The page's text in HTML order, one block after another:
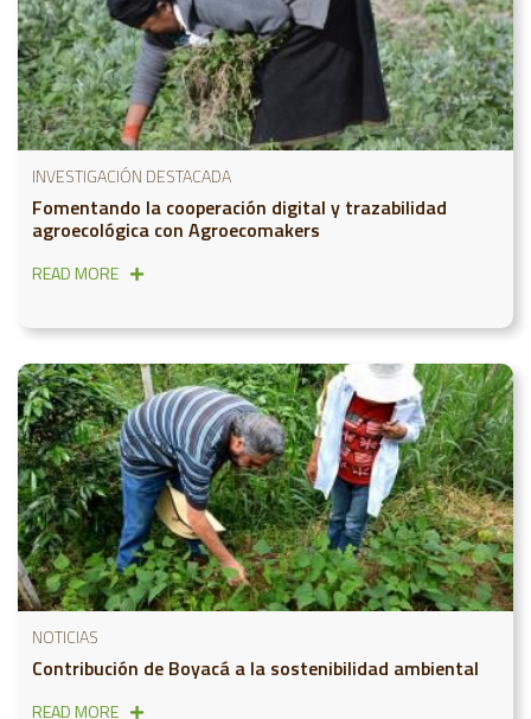
INVESTIGACIÓN DESTACADA
Fomentando la cooperación digital y trazabilidad
agroecológica con Agroecomakers
READ MORE
NOTICIAS
Contribución de Boyacá a la sostenibilidad ambiental
READ MORE